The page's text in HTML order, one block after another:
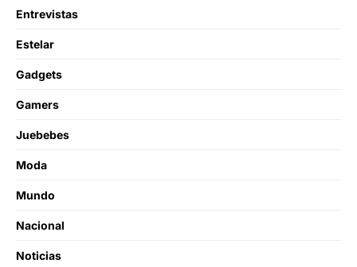
Entrevistas
Estelar
Gadgets
Gamers
Juebebes
Moda
Mundo
Nacional
Noticias